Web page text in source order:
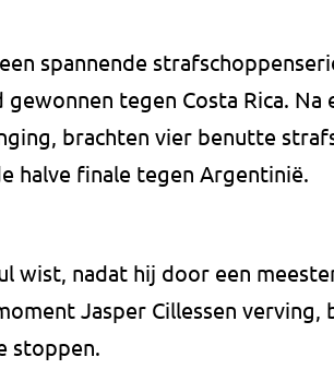
spannende
gewonnen tegen Costa Rica. Na
brachten vier benutte
halve finale tegen Argentinië.
wist, nadat hij door een
Jasper Cillessen
stoppen.